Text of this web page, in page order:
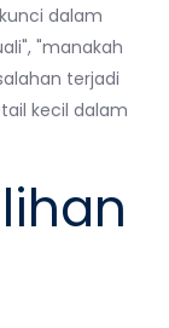
dalam
"manakah
terjadi
kecil dalam